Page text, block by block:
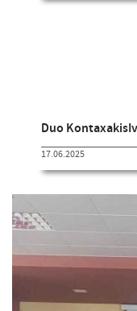
Duo
17.06.2025